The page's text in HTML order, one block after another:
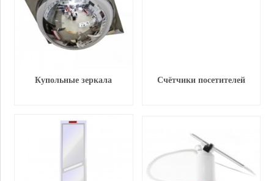
Купольные зеркала Счётчики посетителей